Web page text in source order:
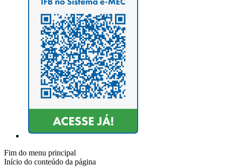
Fim do menu principal
Início do conteúdo da página